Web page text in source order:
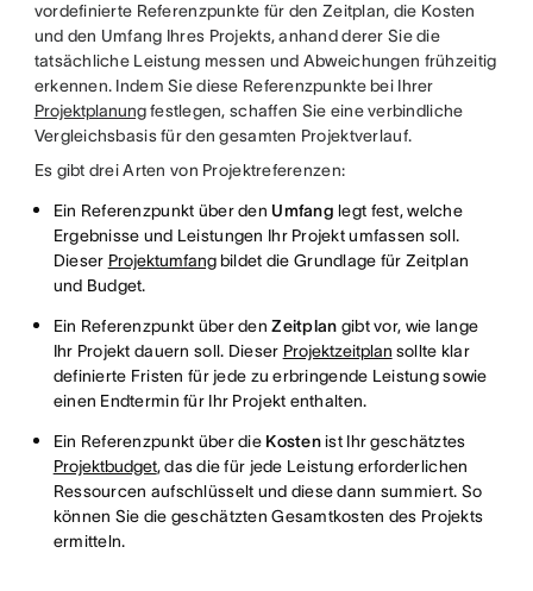
vordefinierte Referenzpunkte für den Zeitplan, die Kosten
und den Umfang Ihres Projekts, anhand derer Sie die
tatsächliche Leistung messen und Abweichungen frühzeitig
erkennen. Indem Sie diese Referenzpunkte bei Ihrer
Projektplanungfestlegen, schaffen Sie eine verbindliche
Vergleichsbasis für den gesamten Projektverlauf.
Es gibt drei Arten von Projektreferenzen:
Ein Referenzpunkt über den Umfang legt fest, welche
Ergebnisse und Leistungen Ihr Projekt umfassen soll.
Dieser Projektumfangbildet die Grundlage für Zeitplan
und Budget.
Ein Referenzpunkt über denZeitplan gibt vor, wie lange
Ihr Projekt dauern soll. Dieser Projektzeitplan sollte klar
definierte Fristen für jede zu erbringende Leistung sowie
einen Endtermin für Ihr Projekt enthalten.
Ein Referenzpunkt über die Kostenist Ihr geschätztes
Projektbudget, das die für jede Leistung erforderlichen
Ressourcen aufschlüsselt und diese dann summiert. So
können Sie die geschätzten Gesamtkosten des Projekts
ermitteln.